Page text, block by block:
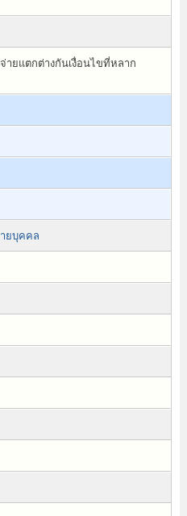
ายแตกต่างกันเงื่อนไขที่หลาก
ยบุคคล